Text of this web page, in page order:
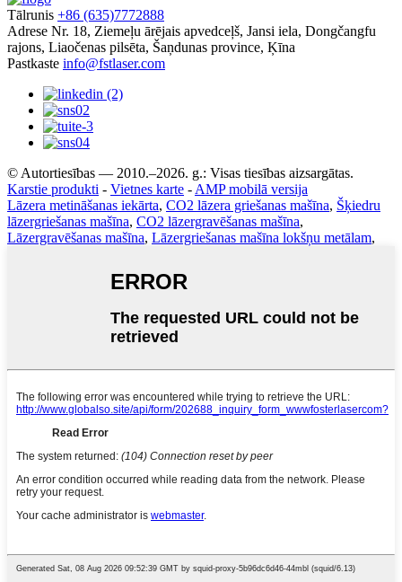
Tālrunis +86 (635)7772888
Adrese Nr. 18, Ziemeļu ārējais apvedceļš, Jansi iela, Dongčangfu
rajons, Liaočenas pilsēta, Šaņdunas province, Ķīna
Pastkaste info@fstlaser.com
© Autortiesības — 2010.–2026. g.: Visas tiesības aizsargātas.
Karstie produkti - Vietnes karte - AMP mobilā versija
Lāzera metināšanas iekārta, CO2 lāzera griešanas mašīna, Šķiedru
lāzergriešanas mašīna, CO2 lāzergravēšanas mašīna,
Lāzergravēšanas mašīna, Lāzergriešanas mašīna lokšņu metālam,